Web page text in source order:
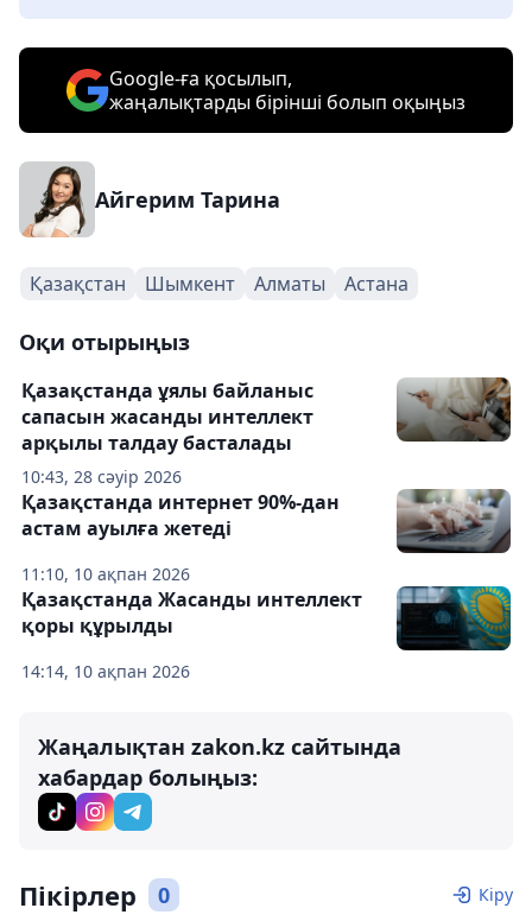
Google-ға қосылып,
жаңалықтарды бірінші болып оқыңыз
Айгерим Тарина
Қазақстан Шымкент Алматы Астана
Оқи отырыңыз
10:43, 28 сәуір 2026
Қазақстанда ұялы байланыс
сапасын жасанды интеллект
арқылы талдау басталады
11:10, 10 ақпан 2026
Қазақстанда интернет 90%-дан
астам ауылға жетеді
14:14, 10 ақпан 2026
Қазақстанда Жасанды интеллект
қоры құрылды
Жаңалықтан zakon.kz сайтында
хабардар болыңыз:
Пікірлер 0 Кіру